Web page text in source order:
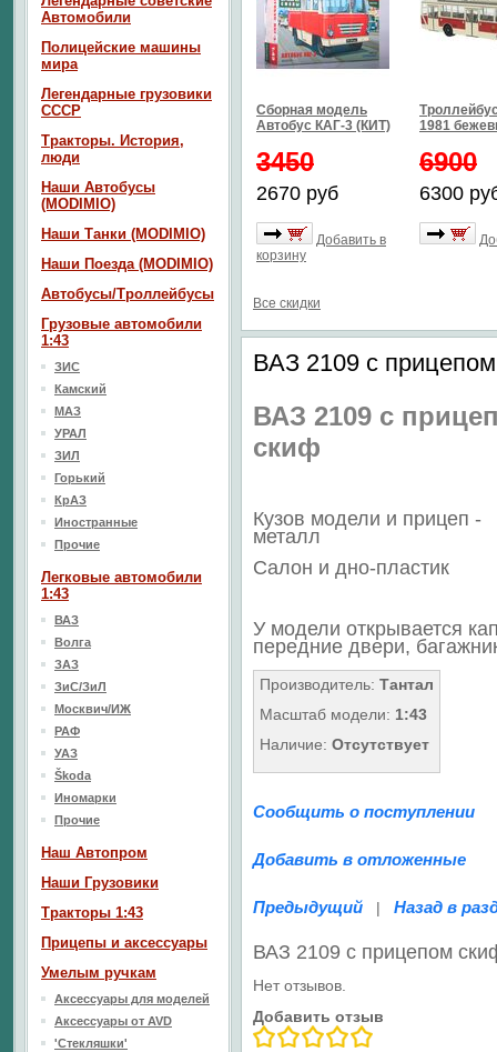
Сборная модель
Автобус КАГ-3 (КИТ)
3450
2670 руб
Добавить в
корзину
1981
6900
6300
Все скидки
ВАЗ 2109 с
ВАЗ 2109 с
скиф
Кузов модели и прицеп -
металл
Салон и дно-пластик
У модели открывается
передние двери,
Производитель: Тантал
Масштаб модели: 1:43
Наличие: Отсутствует
Сообщить о поступлении
Добавить в отложенные
Предыдущий | Назад в
ВАЗ 2109 с прицепом
Нет отзывов.
Добавить отзыв
Автомобили
Полицейские машины
мира
Легендарные грузовики
СССР
Тракторы. История,
люди
Наши Автобусы
(MODIMIO)
Наши Танки (MODIMIO)
Наши Поезда (MODIMIO)
Автобусы/Троллейбусы
Грузовые автомобили
1:43
ЗИС
Камский
МАЗ
УРАЛ
ЗИЛ
Горький
КрАЗ
Иностранные
Прочие
Легковые автомобили
1:43
ВАЗ
Волга
ЗАЗ
ЗиС/ЗиЛ
Москвич/ИЖ
РАФ
УАЗ
Škoda
Иномарки
Прочие
Наш Aвтопром
Наши Грузовики
Тракторы 1:43
Прицепы и аксессуары
Умелым ручкам
Аксессуары для моделей
Аксессуары от AVD
'Стекляшки'